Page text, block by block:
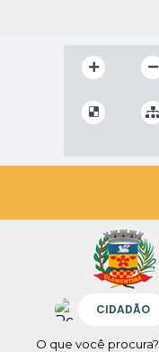
O que você procura?
CIDADÃO